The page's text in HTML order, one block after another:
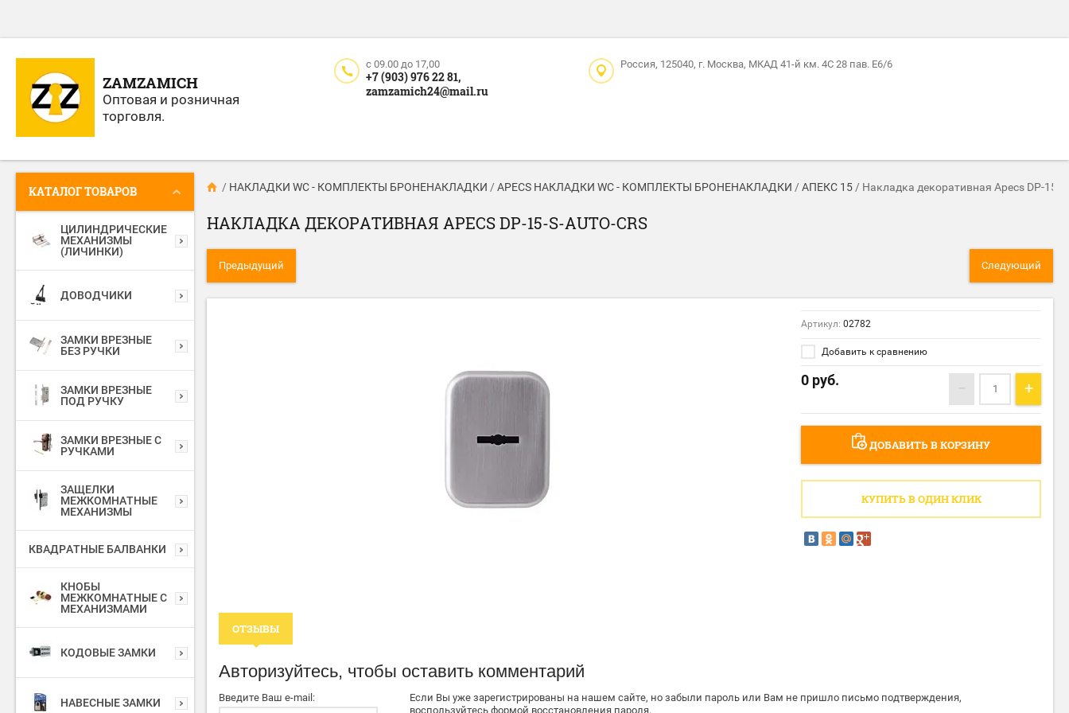
ZAMZAMICH
Оптовая и розничная
торговля.
c 09.00 до 17,00
+7 (903) 976 22 81,
zamzamich24@mail.ru
Россия, 125040, г. Москва, МКАД 41-й км. 4С 28 пав. Е6/6
КАТАЛОГ ТОВАРОВ
ЦИЛИНДРИЧЕСКИЕ
МЕХАНИЗМЫ
(ЛИЧИНКИ)
ДОВОДЧИКИ
ЗАМКИ ВРЕЗНЫЕ
БЕЗ РУЧКИ
ЗАМКИ ВРЕЗНЫЕ
ПОД РУЧКУ
ЗАМКИ ВРЕЗНЫЕ С
РУЧКАМИ
ЗАЩЕЛКИ
МЕЖКОМНАТНЫЕ
МЕХАНИЗМЫ
КВАДРАТНЫЕ БАЛВАНКИ
КНОБЫ
МЕЖКОМНАТНЫЕ С
МЕХАНИЗМАМИ
КОДОВЫЕ ЗАМКИ
НАВЕСНЫЕ ЗАМКИ
/ НАКЛАДКИ WC - КОМПЛЕКТЫ БРОНЕНАКЛАДКИ / APECS НАКЛАДКИ WC - КОМПЛЕКТЫ БРОНЕНАКЛАДКИ / АПЕКС 15 / Накладка декоративная Apecs DP-15-
НАКЛАДКА ДЕКОРАТИВНАЯ APECS DP-15-S-AUTO-CRS
Предыдущий Следующий
Артикул: 02782
Добавить к сравнению
0 руб. − +
ДОБАВИТЬ В КОРЗИНУ
КУПИТЬ В ОДИН КЛИК
ОТЗЫВЫ
Авторизуйтесь, чтобы оставить комментарий
Введите Ваш e-mail:
Если Вы уже зарегистрированы на нашем сайте, но забыли пароль или Вам не пришло письмо подтверждения,
воспользуйтесь формой восстановления пароля.